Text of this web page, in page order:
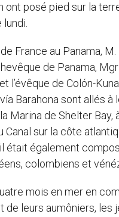
ont posé pied sur la
France au Panama,
de Panama,
l’évêque de Colón-
Barahona sont allés à
Marina de Shelter Bay,
Canal sur la côte
était également
colombiens et
mois en mer en
de leurs aumôniers, les